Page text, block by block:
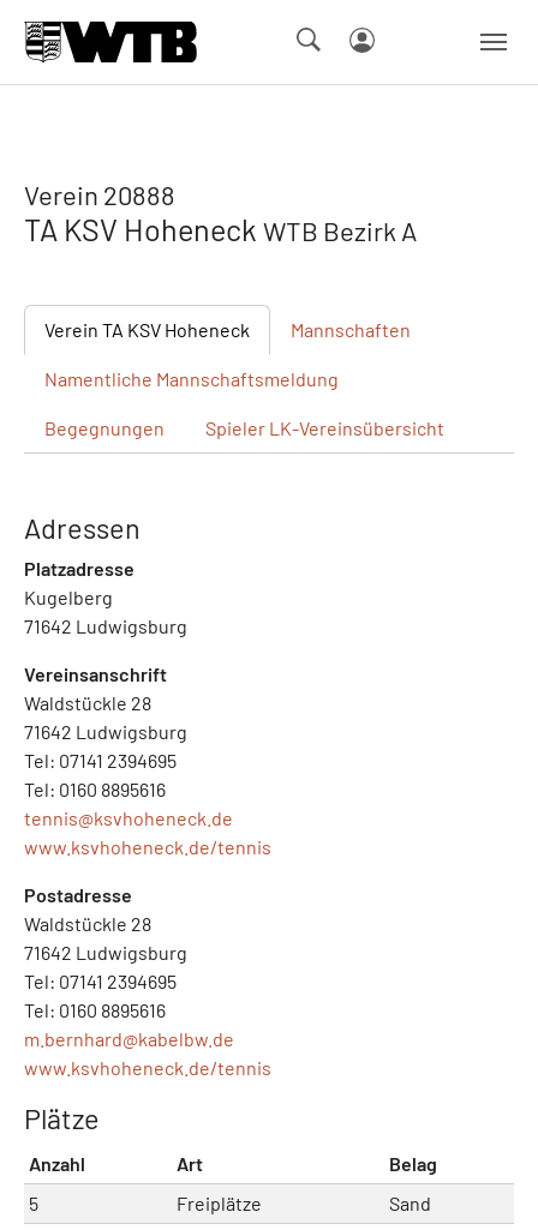
Verein 20888
TA KSV Hoheneck WTB Bezirk A
Verein TA KSV Hoheneck Mannschaften
Namentliche Mannschaftsmeldung
Begegnungen Spieler LK-Vereinsübersicht
Adressen
Platzadresse
Kugelberg
71642 Ludwigsburg
Vereinsanschrift
Waldstückle 28
71642 Ludwigsburg
Tel: 07141 2394695
Tel: 0160 8895616
tennis@ksvhoheneck.de
www.ksvhoheneck.de/tennis
Postadresse
Waldstückle 28
71642 Ludwigsburg
Tel: 07141 2394695
Tel: 0160 8895616
m.bernhard@kabelbw.de
www.ksvhoheneck.de/tennis
Plätze
Anzahl Art
Belag
5
Freiplätze Sand